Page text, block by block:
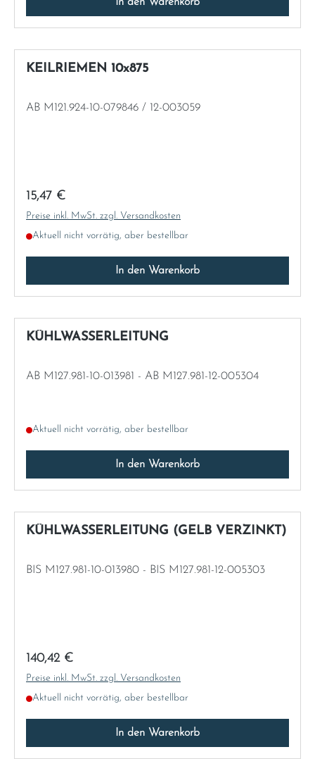
KEILRIEMEN 10x875
AB M121.924-10-079846 / 12-003059
Regulärer Preis:
15,47 €
Preise inkl. MwSt. zzgl. Versandkosten
Aktuell nicht vorrätig, aber bestellbar
In den Warenkorb
KÜHLWASSERLEITUNG
AB M127.981-10-013981 - AB M127.981-12-005304
Aktuell nicht vorrätig, aber bestellbar
In den Warenkorb
KÜHLWASSERLEITUNG (GELB VERZINKT)
BIS M127.981-10-013980 - BIS M127.981-12-005303
Regulärer Preis:
140,42 €
Preise inkl. MwSt. zzgl. Versandkosten
Aktuell nicht vorrätig, aber bestellbar
In den Warenkorb